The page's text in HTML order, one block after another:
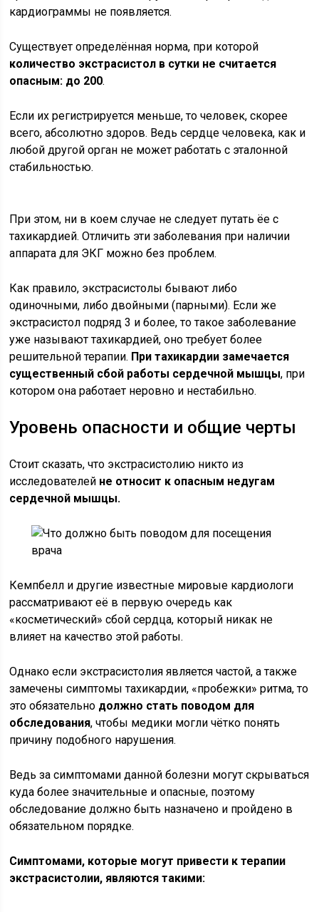
кардиограммы не появляется.
Существует определённая норма, при которой
количество экстрасистол в сутки не считается
опасным: до 200.
Если их регистрируется меньше, то человек, скорее
всего, абсолютно здоров. Ведь сердце человека, как и
любой другой орган не может работать с эталонной
стабильностью.
При этом, ни в коем случае не следует путать ёе с
тахикардией. Отличить эти заболевания при наличии
аппарата для ЭКГ можно без проблем.
Как правило, экстрасистолы бывают либо
одиночными, либо двойными (парными). Если же
экстрасистол подряд 3 и более, то такое заболевание
уже называют тахикардией, оно требует более
решительной терапии. При тахикардии замечается
существенный сбой работы сердечной мышцы, при
котором она работает неровно и нестабильно.
Уровень опасности и общие черты
Стоит сказать, что экстрасистолию никто из
исследователей не относит к опасным недугам
сердечной мышцы.
Кемпбелл и другие известные мировые кардиологи
рассматривают её в первую очередь как
«косметический» сбой сердца, который никак не
влияет на качество этой работы.
Однако если экстрасистолия является частой, а также
замечены симптомы тахикардии, «пробежки» ритма, то
это обязательно должно стать поводом для
обследования, чтобы медики могли чётко понять
причину подобного нарушения.
Ведь за симптомами данной болезни могут скрываться
куда более значительные и опасные, поэтому
обследование должно быть назначено и пройдено в
обязательном порядке.
Симптомами, которые могут привести к терапии
экстрасистолии, являются такими: